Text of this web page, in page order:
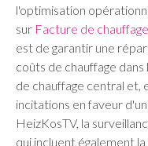
l'optimisation
sur Facture de chauffage
est de garantir une
coûts de chauffage
de chauffage central et,
incitations en faveur
HeizKosTV, la
qui incluent également